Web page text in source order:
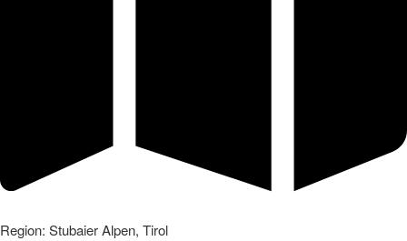
Region: Stubaier Alpen, Tirol